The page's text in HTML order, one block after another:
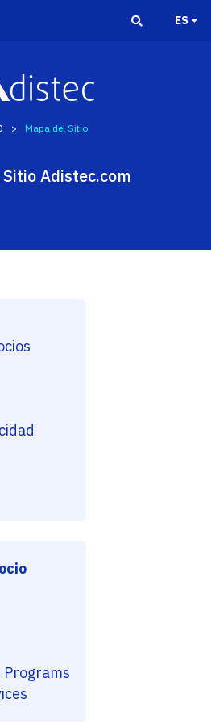
ES
> Mapa del Sitio
Adistec.com
Programs